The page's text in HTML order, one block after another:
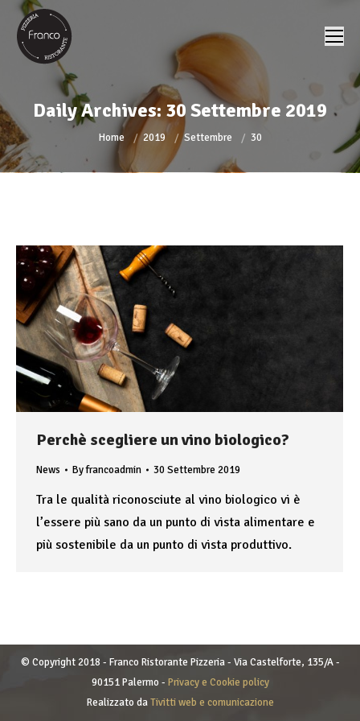
Daily Archives: 30 Settembre 2019
You are here:
Home 2019 Settembre 30
Perchè scegliere un vino biologico?
News Byfrancoadmin 30 Settembre 2019
Tra le qualità riconosciute al vino biologico vi è
l’essere più sano da un punto di vista alimentare e
più sostenibile da un punto di vista produttivo.
© Copyright 2018 - Franco Ristorante Pizzeria - Via Castelforte, 135/A -
90151 Palermo - Privacy e Cookie policy
Realizzato daTivitti web e comunicazione